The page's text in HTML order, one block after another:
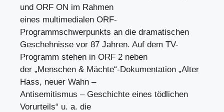
und ORF ON im Rahmen
eines multimedialen ORF-
Programmschwerpunkts an die dramatischen
Geschehnisse vor 87 Jahren. Auf dem TV-
Programm stehen in ORF 2 neben
der „Menschen & Mächte“-Dokumentation „Alter
Hass, neuer Wahn –
Antisemitismus – Geschichte eines tödlichen
Vorurteils“ u. a. die